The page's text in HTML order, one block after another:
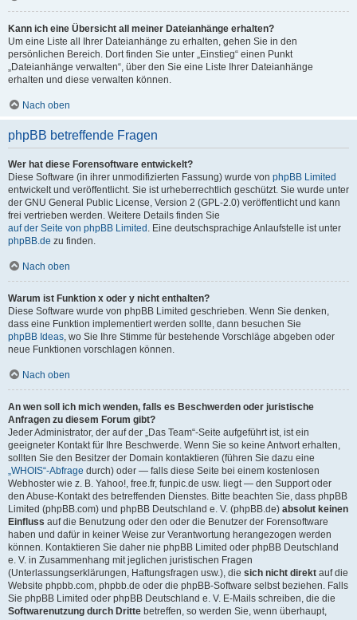
Kann ich eine Übersicht all meiner Dateianhänge erhalten?
Um eine Liste all Ihrer Dateianhänge zu erhalten, gehen Sie in den
persönlichen Bereich. Dort finden Sie unter „Einstieg“ einen Punkt
„Dateianhänge verwalten“, über den Sie eine Liste Ihrer Dateianhänge
erhalten und diese verwalten können.
Nach oben
phpBB betreffende Fragen
Wer hat diese Forensoftware entwickelt?
Diese Software (in ihrer unmodifizierten Fassung) wurde von phpBB Limited
entwickelt und veröffentlicht. Sie ist urheberrechtlich geschützt. Sie wurde unter
der GNU General Public License, Version 2 (GPL-2.0) veröffentlicht und kann
frei vertrieben werden. Weitere Details finden Sie
auf der Seite von phpBB Limited . Eine deutschsprachige Anlaufstelle ist unter
phpBB.de zu finden.
Nach oben
Warum ist Funktion x oder y nicht enthalten?
Diese Software wurde von phpBB Limited geschrieben. Wenn Sie denken,
dass eine Funktion implementiert werden sollte, dann besuchen Sie
phpBB Ideas, wo Sie Ihre Stimme für bestehende Vorschläge abgeben oder
neue Funktionen vorschlagen können.
Nach oben
An wen soll ich mich wenden, falls es Beschwerden oder juristische
Anfragen zu diesem Forum gibt?
Jeder Administrator, der auf der „Das Team“-Seite aufgeführt ist, ist ein
geeigneter Kontakt für Ihre Beschwerde. Wenn Sie so keine Antwort erhalten,
sollten Sie den Besitzer der Domain kontaktieren (führen Sie dazu eine
„WHOIS“-Abfrage durch) oder — falls diese Seite bei einem kostenlosen
Webhoster wie z. B. Yahoo!, free.fr, funpic.de usw. liegt — den Support oder
den Abuse-Kontakt des betreffenden Dienstes. Bitte beachten Sie, dass phpBB
Limited (phpBB.com) und phpBB Deutschland e. V. (phpBB.de) absolut keinen
Einfluss auf die Benutzung oder den oder die Benutzer der Forensoftware
haben und dafür in keiner Weise zur Verantwortung herangezogen werden
können. Kontaktieren Sie daher nie phpBB Limited oder phpBB Deutschland
e. V. in Zusammenhang mit jeglichen juristischen Fragen
(Unterlassungserklärungen, Haftungsfragen usw.), die sich nicht direkt auf die
Website phpbb.com, phpbb.de oder die phpBB-Software selbst beziehen. Falls
Sie phpBB Limited oder phpBB Deutschland e. V. E-Mails schreiben, die die
Softwarenutzung durch Dritte betreffen, so werden Sie, wenn überhaupt,